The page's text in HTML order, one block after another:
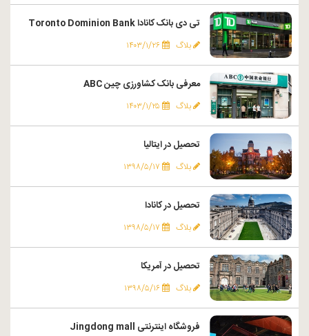
تی دی بانک کانادا Toronto Dominion Bank
بلاگ ۱۴۰۳/۱/۲۶
معرفی بانک کشاورزی چین ABC
بلاگ ۱۴۰۳/۱/۲۵
تحصیل در ایتالیا
بلاگ ۱۳۹۸/۵/۱۷
تحصیل در کانادا
بلاگ ۱۳۹۸/۵/۱۷
تحصیل در آمریکا
بلاگ ۱۳۹۸/۵/۱۶
فروشگاه اینترنتی Jingdong mall